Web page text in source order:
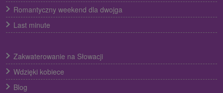
Romantyczny weekend dla dwojga
Last minute
Zakwaterowanie na Słowacji
Wdzięki kobiece
Blog